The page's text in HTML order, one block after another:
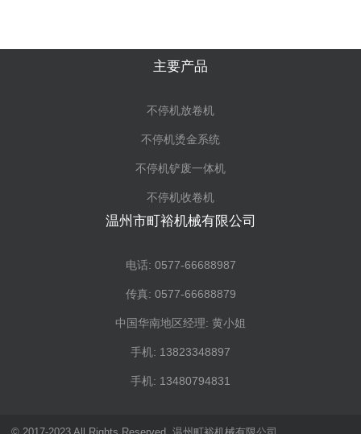
主要产品
不停机放卷机
不停机烫金系统
不停机铲废一体机
不停机收卷机
温州市町裕机械有限公司
电话: 0577-66688987
传真: 0577-66688879
中国华南地区经理: 黄小姐
手机: 13823348897
手机: 13480794831